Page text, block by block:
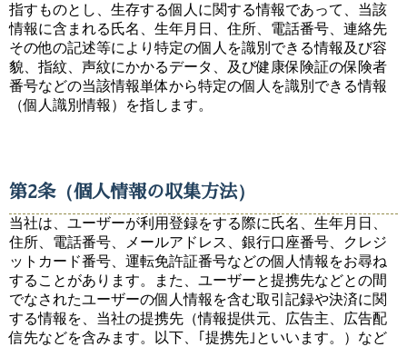
指すものとし、生存する個人に関する情報であって、当該
情報に含まれる氏名、生年月日、住所、電話番号、連絡先
その他の記述等により特定の個人を識別できる情報及び容
貌、指紋、声紋にかかるデータ、及び健康保険証の保険者
番号などの当該情報単体から特定の個人を識別できる情報
（個人識別情報）を指します。
第2条（個人情報の収集方法）
当社は、ユーザーが利用登録をする際に氏名、生年月日、
住所、電話番号、メールアドレス、銀行口座番号、クレジ
ットカード番号、運転免許証番号などの個人情報をお尋ね
することがあります。また、ユーザーと提携先などとの間
でなされたユーザーの個人情報を含む取引記録や決済に関
する情報を、当社の提携先（情報提供元、広告主、広告配
信先などを含みます。以下、｢提携先｣といいます。）など